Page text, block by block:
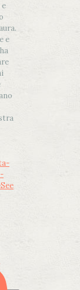
e
e
See